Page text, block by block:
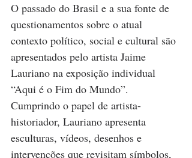
O passado do Brasil e a sua fonte de
questionamentos sobre o atual
contexto político, social e cultural são
apresentados pelo artista Jaime
Lauriano na exposição individual
“Aqui é o Fim do Mundo”.
Cumprindo o papel de artista-
historiador, Lauriano apresenta
esculturas, vídeos, desenhos e
intervenções que revisitam símbolos,